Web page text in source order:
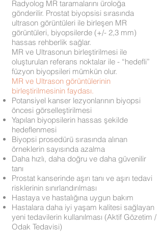
Radyolog MR taramalarını üroloğa
gönderilir. Prostat biyopsisi sırasında
ultrason görüntüleri ile birleşen MR
görüntüleri, biyopsilerde (+/- 2,3 mm)
hassas rehberlik sağlar.
MR ve Ultrasonun birleştirilmesi ile
oluşturulan referans noktalar ile - “hedefli”
füzyon biyopsileri mümkün olur.
MR ve Ultrason görüntülerinin
birleştirilmesinin faydası.
Potansiyel kanser lezyonlarının biyopsi
öncesi görselleştirilmesi
Yapılan biyopsilerin hassas şekilde
hedeflenmesi
Biyopsi prosedürü sırasında alınan
örneklerin sayısında azalma
Daha hızlı, daha doğru ve daha güvenilir
tanı
Prostat kanserinde aşırı tanı ve aşırı tedavi
risklerinin sınırlandırılması
Hastaya ve hastalığına uygun bakım
Hastalara daha iyi yaşam kalitesi sağlayan
yeni tedavilerin kullanılması (Aktif Gözetim /
Odak Tedavisi)